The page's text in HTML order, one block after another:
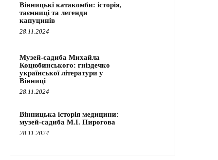
Вінницькі катакомби: історія,
таємниці та легенди
капуцинів
28.11.2024
Музей-садиба Михайла
Коцюбинського: гніздечко
української літератури у
Вінниці
28.11.2024
Вінницька історія медицини:
музей-садиба М.І. Пирогова
28.11.2024